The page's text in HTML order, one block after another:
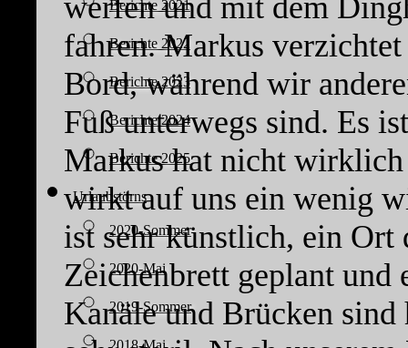
Berichte 2021
Berichte 2022
Berichte 2023
Berichte 2024
Berichte 2025
Urlaubstörns
2020-Sommer
2020-Mai
2019-Sommer
2018-Mai
werfen und mit dem
fahren. Markus
Bord, während wir
Fuß unterwegs sind. Es
Markus hat nicht wirklich
wirkt auf uns ein wenig
ist sehr künstlich, ein
Zeichenbrett geplant und
Kanäle und Brücken sind